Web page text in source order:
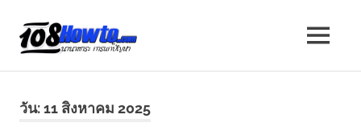
content
HOW
รู้
MENU
วัน:11 สิงหาคม 2025